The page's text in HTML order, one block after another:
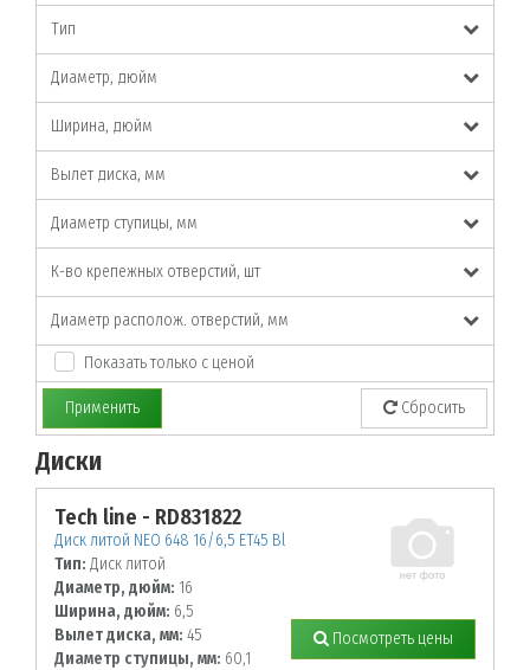
Тип
Диаметр, дюйм
Ширина, дюйм
Вылет диска, мм
Диаметр ступицы, мм
К-во крепежных отверстий, шт
Диаметр располож. отверстий, мм
Показать только с ценой
Применить Сбросить
Диски
Tech line - RD831822
Диск литой NEO 648 16/6,5 ET45 Bl
Тип: Диск литой
Диаметр, дюйм: 16
Ширина, дюйм: 6,5
Вылет диска, мм: 45
Диаметр ступицы, мм: 60,1
Посмотреть цены
По заданным параметрам товары не найдены!